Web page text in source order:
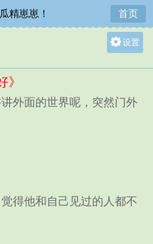
精崽崽！ 首页
设置
中
》
外面的世界呢，突然门外
他和自己见过的人都不